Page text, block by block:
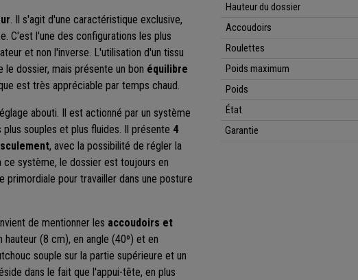
. Il s'agit d'une caractéristique exclusive,
C'est l'une des configurations les plus
et non l'inverse. L'utilisation d'un tissu
dossier, mais présente un bon équilibre
est très appréciable par temps chaud.
abouti. Il est actionné par un système
souples et plus fluides. Il présente 4
, avec la possibilité de régler la
ce système, le dossier est toujours en
pour travailler dans une posture
de mentionner les accoudoirs et
(8 cm), en angle (40º) et en
souple sur la partie supérieure et un
dans le fait que l'appui-tête, en plus
Hauteur du dossier
Accoudoirs
Roulettes
Poids maximum
Poids
État
Garantie